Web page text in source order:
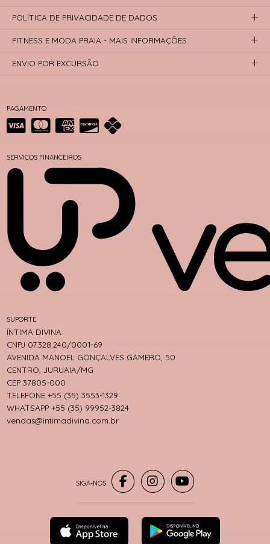
PAGAMENTO
SERVIÇOS FINANCEIROS
SUPORTE
ÍNTIMA DIVINA
CNPJ 07.328.240/0001-69
AVENIDA MANOEL GONÇALVES GAMERO, 50
CENTRO, JURUAIA/MG
CEP 37805-000
TELEFONE +55 (35) 3553-1329
WHATSAPP +55 (35) 99952-3824
vendas@intimadivina.com.br
POLÍTICA DE PRIVACIDADE DE DADOS
FITNESS E MODA PRAIA - MAIS INFORMAÇÕES
ENVIO POR EXCURSÃO